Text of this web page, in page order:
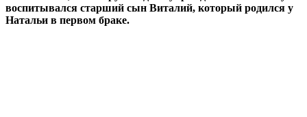
воспитывался старший сын Виталий, который родился у
Натальи в первом браке.